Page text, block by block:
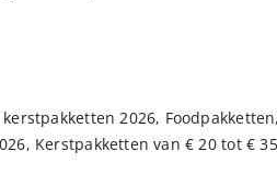
kerstpakketten 2026, Foodpakketten,
, Kerstpakketten van € 20 tot € 35